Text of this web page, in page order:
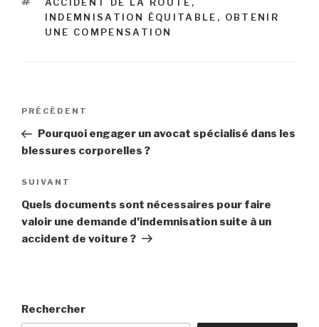
INDEMNISATION ÉQUITABLE , OBTENIR
UNE COMPENSATION
Navigation
l’article
Article
précédent
PRÉCÉDENT
Pourquoi engager un avocat spécialisé dans les
blessures corporelles ?
Article
suivant
SUIVANT
Quels documents sont nécessaires pour faire
valoir une demande d’indemnisation suite à un
accident de voiture ?
Rechercher